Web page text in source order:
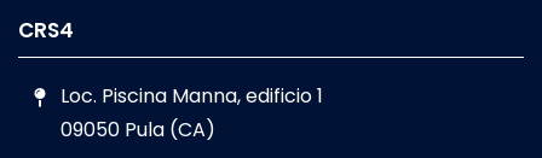
CRS4
Loc. Piscina Manna, edificio 1
09050 Pula (CA)